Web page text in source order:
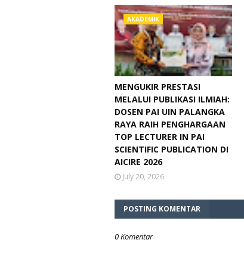
AKADEMIK
MENGUKIR PRESTASI
MELALUI PUBLIKASI ILMIAH:
DOSEN PAI UIN PALANGKA
RAYA RAIH PENGHARGAAN
TOP LECTURER IN PAI
SCIENTIFIC PUBLICATION DI
AICIRE 2026
July 20, 2026
POSTING KOMENTAR
0 Komentar